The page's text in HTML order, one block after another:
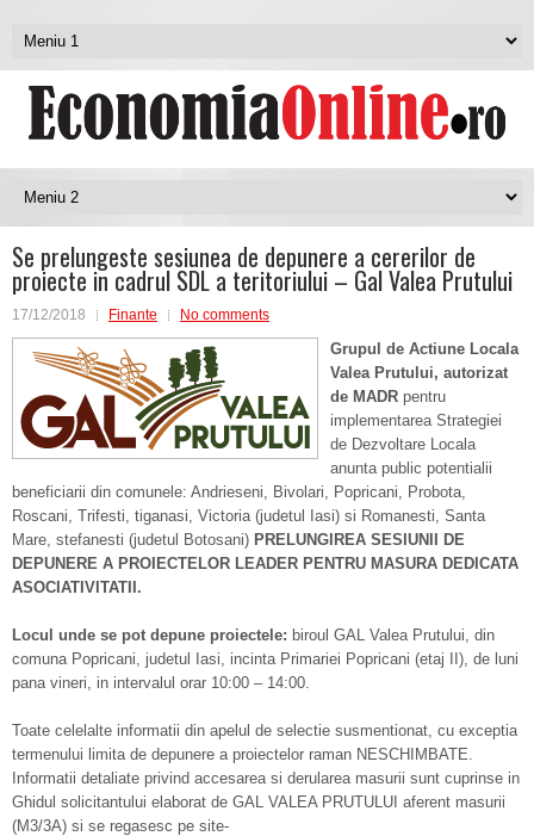
Se prelungeste sesiunea de depunere a cererilor de
proiecte in cadrul SDL a teritoriului – Gal Valea Prutului
17/12/2018 Finante No comments
Grupul de Actiune Locala
Valea Prutului, autorizat
de MADR pentru
implementarea Strategiei
de Dezvoltare Locala
anunta public potentialii
beneficiarii din comunele: Andrieseni, Bivolari, Popricani, Probota,
Roscani, Trifesti, tiganasi, Victoria (judetul Iasi) si Romanesti, Santa
Mare, stefanesti (judetul Botosani) PRELUNGIREA SESIUNII DE
DEPUNERE A PROIECTELOR LEADER PENTRU MASURA DEDICATA
ASOCIATIVITATII.
Locul unde se pot depune proiectele: biroul GAL Valea Prutului, din
comuna Popricani, judetul Iasi, incinta Primariei Popricani (etaj II), de luni
pana vineri, in intervalul orar 10:00 – 14:00.
Toate celelalte informatii din apelul de selectie susmentionat, cu exceptia
termenului limita de depunere a proiectelor raman NESCHIMBATE.
Informatii detaliate privind accesarea si derularea masurii sunt cuprinse in
Ghidul solicitantului elaborat de GAL VALEA PRUTULUI aferent masurii
(M3/3A) si se regasesc pe site-